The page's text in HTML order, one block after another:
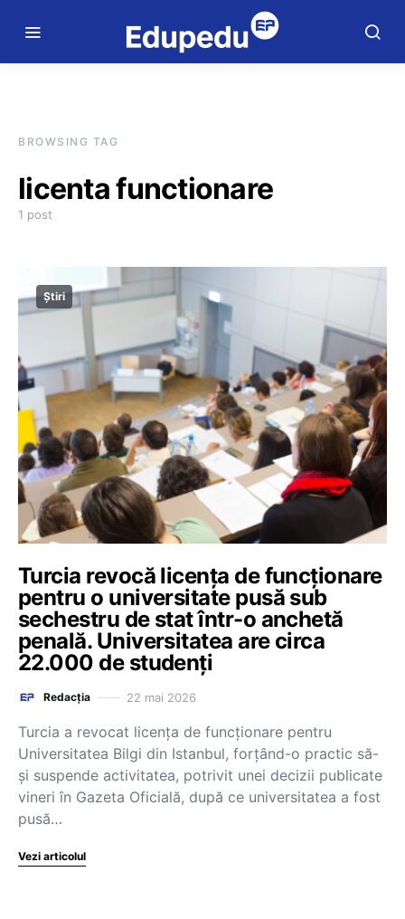
BROWSING TAG
licenta functionare
1 post
Știri
Turcia revocă licenţa de funcţionare
pentru o universitate pusă sub
sechestru de stat într-o anchetă
penală. Universitatea are circa
22.000 de studenţi
Redacția 22 mai 2026
Turcia a revocat licenţa de funcţionare pentru
Universitatea Bilgi din Istanbul, forţând-o practic să-
şi suspende activitatea, potrivit unei decizii publicate
vineri în Gazeta Oficială, după ce universitatea a fost
pusă…
Vezi articolul